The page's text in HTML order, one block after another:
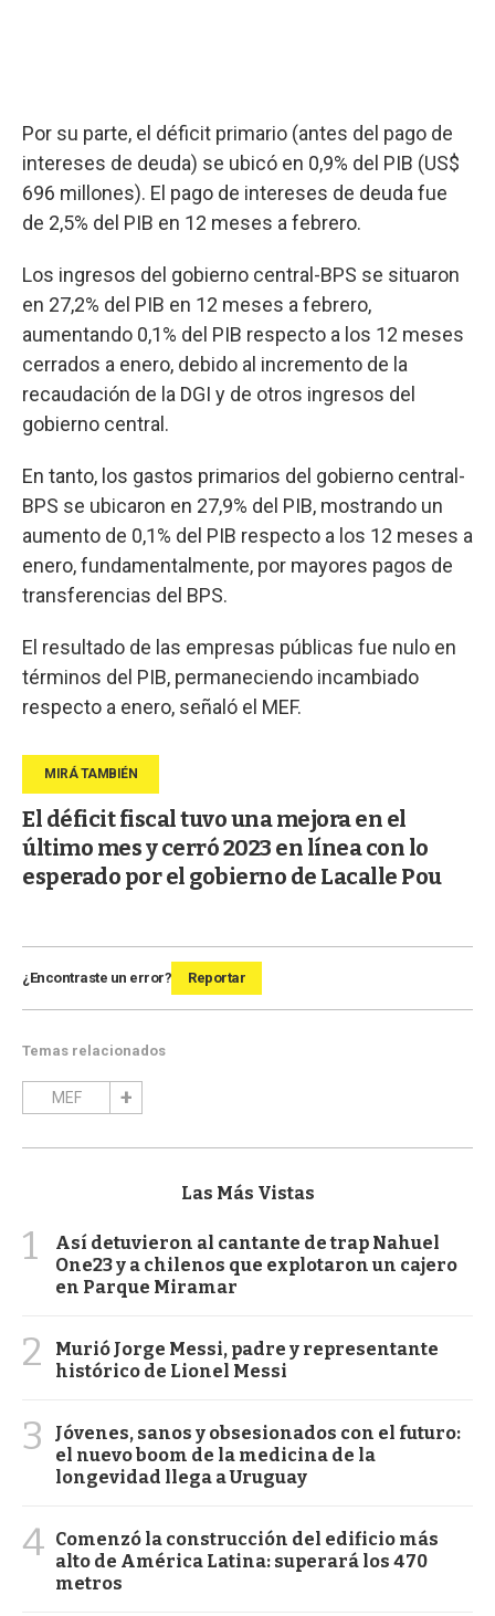
Por su parte, el déficit primario (antes del pago de
intereses de deuda) se ubicó en 0,9% del PIB (US$
696 millones). El pago de intereses de deuda fue
de 2,5% del PIB en 12 meses a febrero.
Los ingresos del gobierno central-BPS se situaron
en 27,2% del PIB en 12 meses a febrero,
aumentando 0,1% del PIB respecto a los 12 meses
cerrados a enero, debido al incremento de la
recaudación de la DGI y de otros ingresos del
gobierno central.
En tanto, los gastos primarios del gobierno central-
BPS se ubicaron en 27,9% del PIB, mostrando un
aumento de 0,1% del PIB respecto a los 12 meses a
enero, fundamentalmente, por mayores pagos de
transferencias del BPS.
El resultado de las empresas públicas fue nulo en
términos del PIB, permaneciendo incambiado
respecto a enero, señaló el MEF.
El déficit fiscal tuvo una mejora en el
último mes y cerró 2023 en línea con lo
esperado por el gobierno de Lacalle Pou
¿Encontraste un error? Reportar
Temas relacionados
MEF
Las Más Vistas
1
Así detuvieron al cantante de trap Nahuel
One23 y a chilenos que explotaron un cajero
en Parque Miramar
2
Murió Jorge Messi, padre y representante
histórico de Lionel Messi
3
Jóvenes, sanos y obsesionados con el futuro:
el nuevo boom de la medicina de la
longevidad llega a Uruguay
4 Comenzó la construcción del edificio más
alto de América Latina: superará los 470
metros